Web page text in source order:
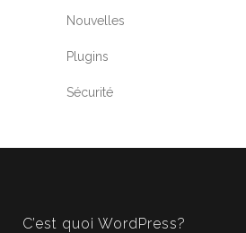
Nouvelles
Plugins
Sécurité
C’est quoi WordPress?